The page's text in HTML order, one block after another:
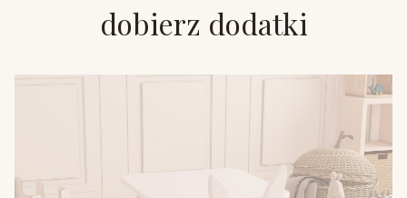
dobierz dodatki